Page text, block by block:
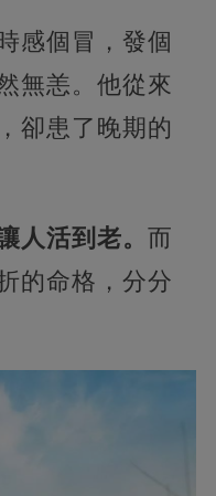
感個冒，發個
無恙。他從來
卻患了晚期的
人活到老。 而
的命格，分分